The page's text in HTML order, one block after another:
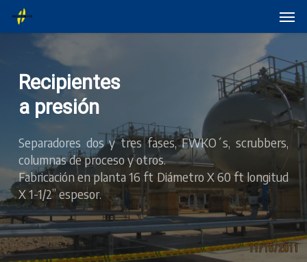
Skip
Recipientes
a presión
Separadores dos y tres fases, FWKO´s, scrubbers,
columnas de proceso y otros.
Fabricación en planta 16 ft Diámetro X 60 ft longitud
X 1-1/2” espesor.